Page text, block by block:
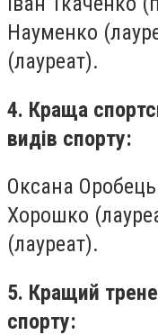
Науменко
(лауреат).
4. Краща
видів спорту:
Оксана
Хорошко
(лауреат).
5. Кращий
спорту: